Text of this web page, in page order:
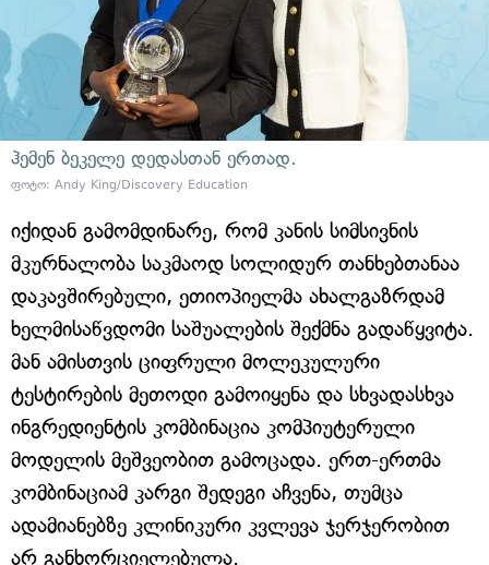
ჰემენ ბეკელე დედასთან ერთად.
ფოტო: Andy King/Discovery Education
იქიდან გამომდინარე, რომ კანის სიმსივნის
მკურნალობა საკმაოდ სოლიდურ თანხებთანაა
დაკავშირებული, ეთიოპიელმა ახალგაზრდამ
ხელმისაწვდომი საშუალების შექმნა გადაწყვიტა.
მან ამისთვის ციფრული მოლეკულური
ტესტირების მეთოდი გამოიყენა და სხვადასხვა
ინგრედიენტის კომბინაცია კომპიუტერული
მოდელის მეშვეობით გამოცადა. ერთ-ერთმა
კომბინაციამ კარგი შედეგი აჩვენა, თუმცა
ადამიანებზე კლინიკური კვლევა ჯერჯერობით
არ განხორციელებულა.